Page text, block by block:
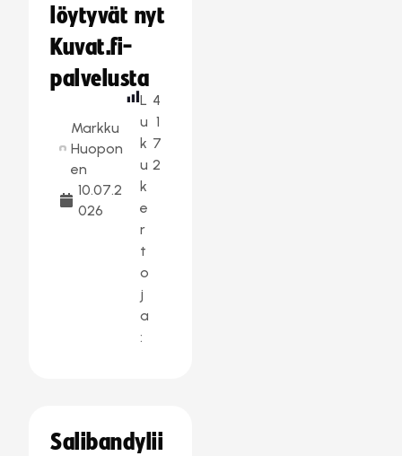
löytyvät nyt
Kuvat.fi-
palvelusta
Markku
Huopon
en
10.07.2
026
L
u
k
u
k
e
r
t
o
j
a
:
4
1
7
2
Salibandylii